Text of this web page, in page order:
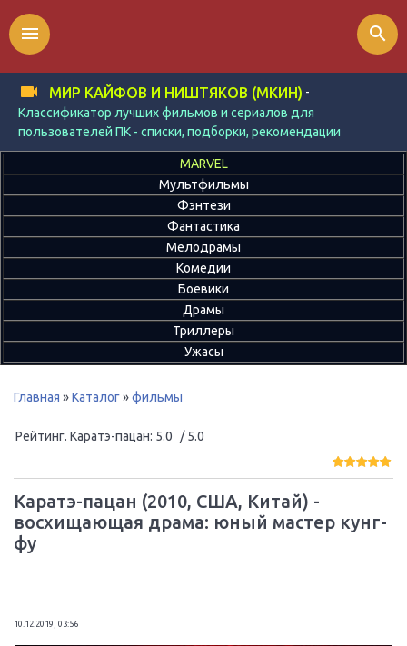
МИР КАЙФОВ И НИШТЯКОВ (МКИН) -
Классификатор лучших фильмов и сериалов для
пользователей ПК - списки, подборки, рекомендации
menu search
MARVEL
Мультфильмы
Фэнтези
Фантастика
Мелодрамы
Комедии
Боевики
Драмы
Триллеры
Ужасы
Главная »Каталог»фильмы
Рейтинг. Каратэ-пацан: 5.0 / 5.0
Каратэ-пацан (2010, США, Китай) -
восхищающая драма: юный мастер кунг-
фу
10.12.2019, 03:56